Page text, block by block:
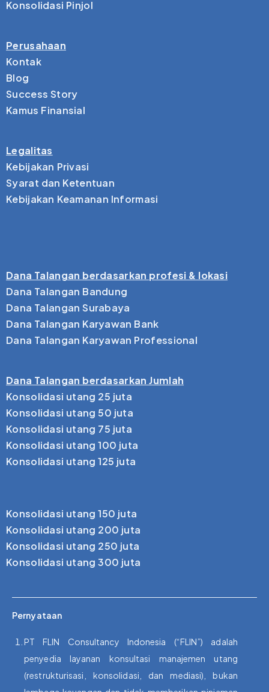
Konsolidasi Pinjol
Perusahaan
Kontak
Blog
Success Story
Kamus Finansial
Legalitas
Kebijakan Privasi
Syarat dan Ketentuan
Kebijakan Keamanan Informasi
Dana Talangan berdasarkan profesi & lokasi
Dana Talangan Bandung
Dana Talangan Surabaya
Dana Talangan Karyawan Bank
Dana Talangan Karyawan Professional
Dana Talangan berdasarkan Jumlah
Konsolidasi utang 25 juta
Konsolidasi utang 50 juta
Konsolidasi utang 75 juta
Konsolidasi utang 100 juta
Konsolidasi utang 125 juta
Konsolidasi utang 150 juta
Konsolidasi utang 200 juta
Konsolidasi utang 250 juta
Konsolidasi utang 300 juta
Pernyataan
PT FLIN Consultancy Indonesia (“FLIN”) adalah
penyedia layanan konsultasi manajemen utang
(restrukturisasi, konsolidasi, dan mediasi), bukan